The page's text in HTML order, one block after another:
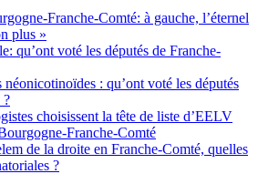
Franche-Comté: à gauche, l’éternel
plus »
qu’ont voté les députés de Franche-
: qu’ont voté les députés
?
choisissent la tête de liste d’EELV
Franche-Comté
de la droite en Franche-Comté, quelles
?